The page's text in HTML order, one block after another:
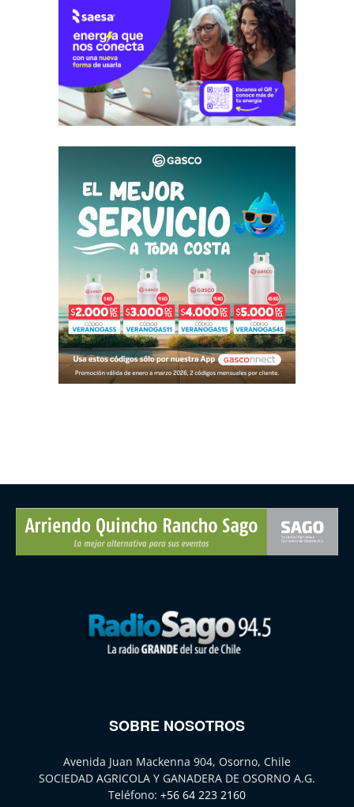
SOBRE NOSOTROS
Avenida Juan Mackenna 904, Osorno, Chile
SOCIEDAD AGRICOLA Y GANADERA DE OSORNO A.G.
Teléfono: +56 64 223 2160